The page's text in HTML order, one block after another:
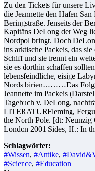
Zu den Tickets für unsere
die Jeannette den Hafen
Beringstraße. Jenseits der
Kapitäns DeLong der Weg
Nordpol bringt. Doch
ins arktische Packeis, das
Schiff und sie trennt ein
sie es dorthin schaffen
lebensfeindliche, eisige
Nordsibirien………Das
Jeannette im Packeis
Tagebuch v. DeLong,
LITERATURFleming,
the North Pole. [dt: Neunzig
London 2001.Sides, H.: In
Schlagwörter:
#Wissen, #Antike,
#Science, #Education